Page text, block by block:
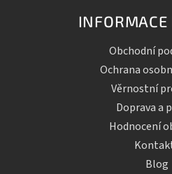
INFORMACE
Obchodní
Ochrana
Věrnostní
Doprava a
Hodnocení
Blog